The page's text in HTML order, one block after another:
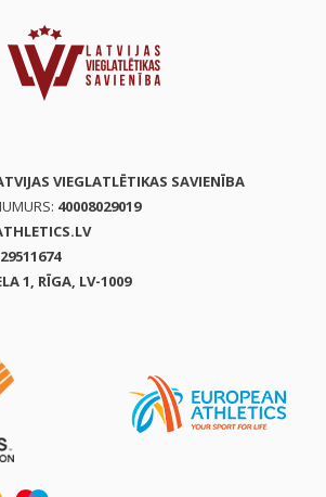
VIEGLATLĒTIKAS SAVIENĪBA
40008029019
1, RĪGA, LV-1009